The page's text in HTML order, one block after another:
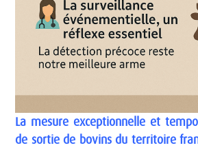
La mesure exceptionnelle et
de sortie de bovins du territoire